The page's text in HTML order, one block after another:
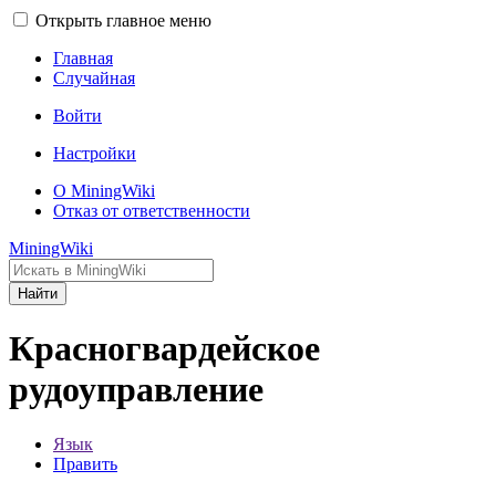
Открыть главное меню
Главная
Случайная
Войти
Настройки
О MiningWiki
Отказ от ответственности
MiningWiki
Найти
Красногвардейское
рудоуправление
Язык
Править